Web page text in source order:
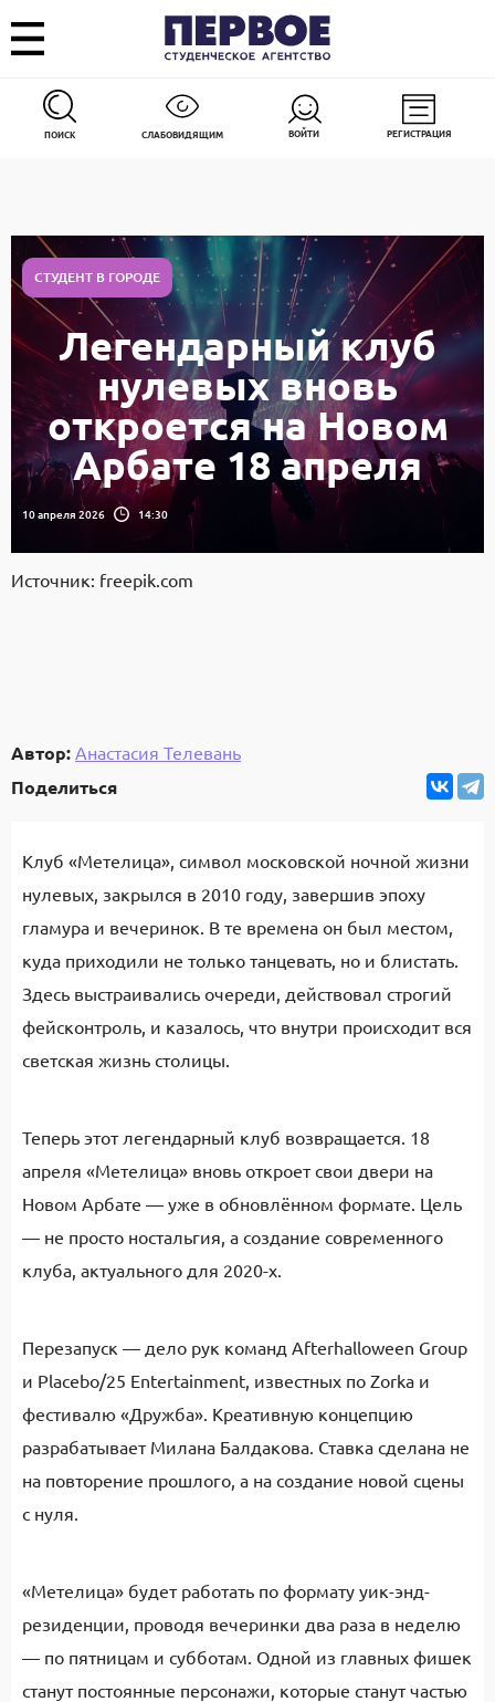
ПОИСК СЛАБОВИДЯЩИМ ВОЙТИ РЕГИСТРАЦИЯ
СТУДЕНТ В ГОРОДЕ
Легендарный клуб
нулевых вновь
откроется на Новом
Арбате 18 апреля
10 апреля 2026 14:30
Источник: freepik.com
Автор: Анастасия Телевань
Поделиться
Клуб «Метелица», символ московской ночной жизни
нулевых, закрылся в 2010 году, завершив эпоху
гламура и вечеринок. В те времена он был местом,
куда приходили не только танцевать, но и блистать.
Здесь выстраивались очереди, действовал строгий
фейсконтроль, и казалось, что внутри происходит вся
светская жизнь столицы.
Теперь этот легендарный клуб возвращается. 18
апреля «Метелица» вновь откроет свои двери на
Новом Арбате — уже в обновлённом формате. Цель
— не просто ностальгия, а создание современного
клуба, актуального для 2020-х.
Перезапуск — дело рук команд Afterhalloween Group
и Placebo/25 Entertainment, известных по Zorka и
фестивалю «Дружба». Креативную концепцию
разрабатывает Милана Балдакова. Ставка сделана не
на повторение прошлого, а на создание новой сцены
с нуля.
«Метелица» будет работать по формату уик-энд-
резиденции, проводя вечеринки два раза в неделю
— по пятницам и субботам. Одной из главных фишек
станут постоянные персонажи, которые станут частью